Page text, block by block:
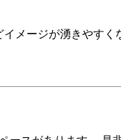
メージが湧きやす